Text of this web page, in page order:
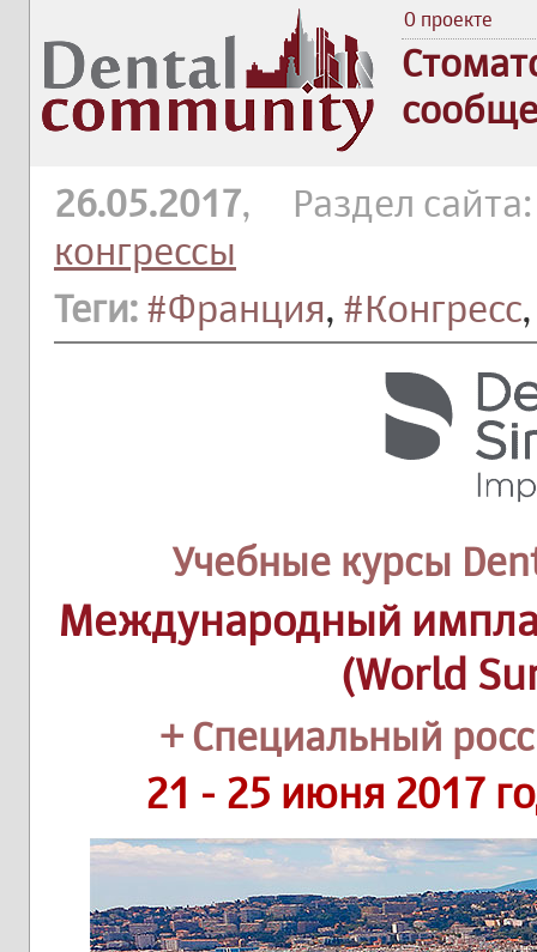
О проекте
26.05.2017, Раздел
конгрессы
Теги: #Франция, #Конгресс
Учебные курсы
Международный
(World
+ Специальный
21 - 25 июня 2017